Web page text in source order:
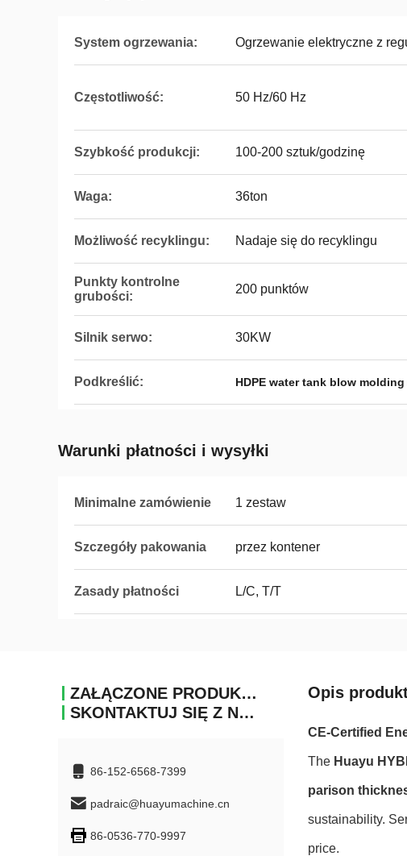
System ogrzewania: Ogrzewanie elektryczne z
Częstotliwość: 50 Hz/60 Hz
Szybkość produkcji: 100-200 sztuk/godzinę
Waga: 36ton
Możliwość recyklingu: Nadaje się do recyklingu
Punkty kontrolne
grubości:
200 punktów
Silnik serwo: 30KW
Podkreślić: HDPE water tank blow
Warunki płatności i wysyłki
Minimalne zamówienie 1 zestaw
Szczegóły pakowania przez kontener
Zasady płatności L/C, T/T
ZAŁĄCZONE PRODUKTY
SKONTAKTUJ SIĘ Z NAMI
86-152-6568-7399
padraic@huayumachine.cn
86-0536-770-9997
Opis
CE-Certified
The Huayu
parison
sustainability.
price.